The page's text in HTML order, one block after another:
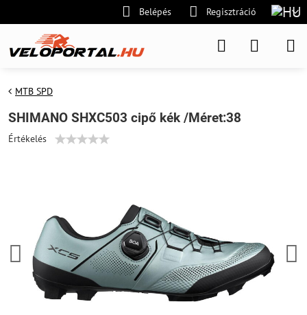
Belépés Regisztráció
MTB SPD
SHIMANO SHXC503 cipő kék /Méret:38
Értékelés